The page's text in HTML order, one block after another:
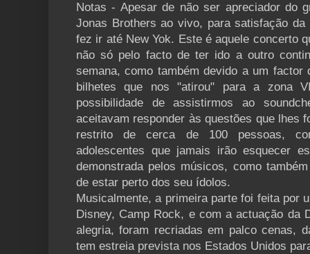
Notas - Apesar de não ser apreciador do
Jonas Brothers ao vivo, para satisfação
fez ir até New Yok. Este é aquele concerto
não só pelo facto de ter ido a outro
semana, como também devido a um
bilhetes que nos "atirou" para a zona
possibilidade de assistirmos ao
aceitavam responder às questões que lhes
restrito de cerca de 100 pessoas,
adolescentes que jamais irão esquecer
demonstrada pelos músicos, como
de estar perto dos seu ídolos.
Musicalmente, a primeira parte foi feita por
Disney, Camp Rock, e com a actuação da
alegria, foram recriadas em palco cenas,
tem estreia prevista nos Estados Unidos